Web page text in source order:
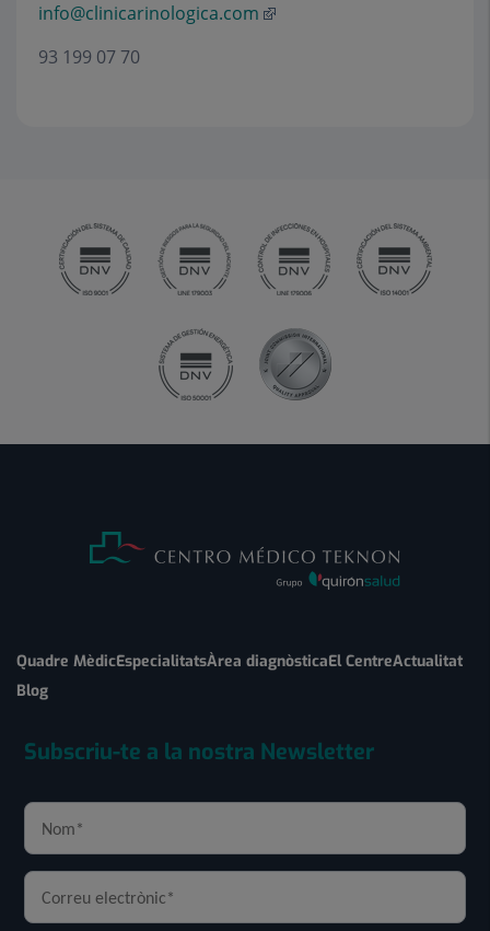
info@clinicarinologica.com
93 199 07 70
Quadre MèdicEspecialitatsÀrea diagnòsticaEl CentreActualitat
Blog
Subscriu-te a la nostra Newsletter